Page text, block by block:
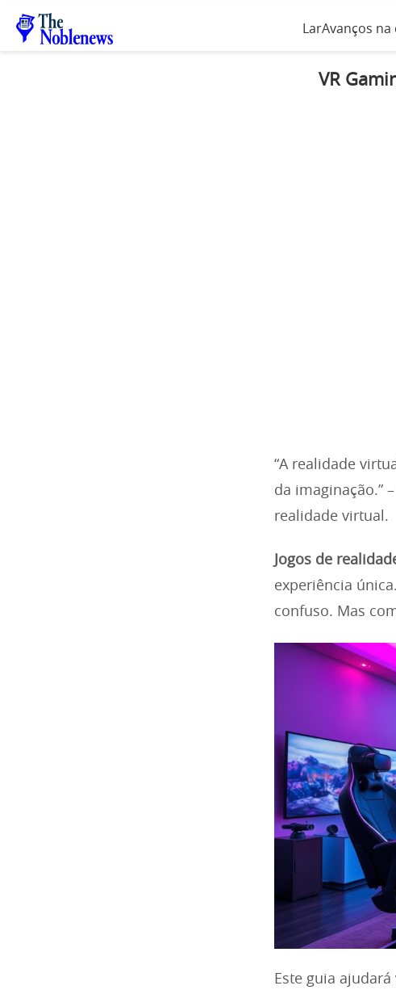
LarAvanços na
VR
“A realidade
da imaginação.”
realidade virtual.
Jogos de
experiência
confuso. Mas
Este guia